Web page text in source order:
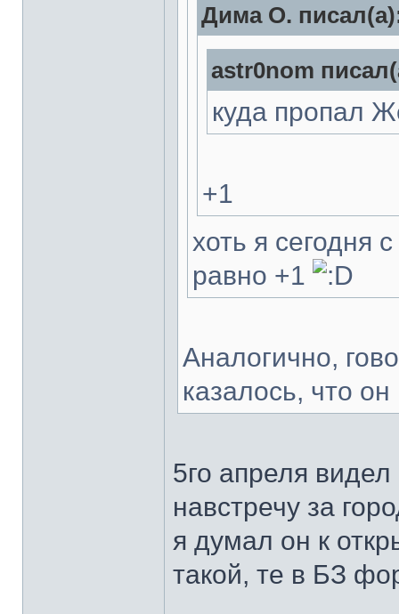
Дима О.
astr0nom
куда пропал
+1
хоть я сегодня
равно +1
Аналогично,
казалось, что
5го апреля
навстречу за
я думал он к
такой, те в БЗ